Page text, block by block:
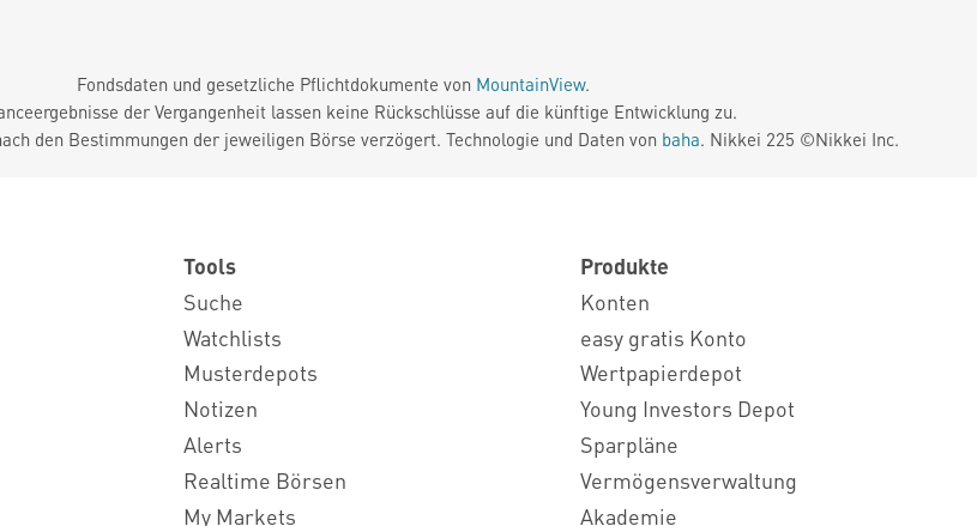
Fondsdaten und gesetzliche Pflichtdokumente von MountainView.
der Vergangenheit lassen keine Rückschlüsse auf die künftige Entwicklung zu.
den Bestimmungen der jeweiligen Börse verzögert. Technologie und Daten von baha. Nikkei 225 ©Nikkei Inc.
Tools
Suche
Watchlists
Musterdepots
Notizen
Alerts
Realtime Börsen
My Markets
Produkte
Konten
easy gratis Konto
Wertpapierdepot
Young Investors Depot
Sparpläne
Vermögensverwaltung
Akademie